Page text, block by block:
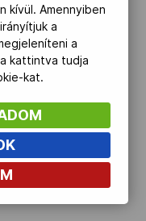
kívül. Amennyiben
a
a
kattintva tudja
kat.